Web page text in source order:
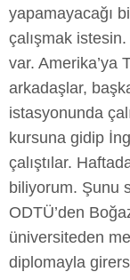
yapamayacağı
çalışmak
var. Amerika’ya
arkadaşlar,
istasyonunda
kursuna gidip
çalıştılar.
biliyorum. Şunu
ODTÜ’den
üniversiteden
diplomayla